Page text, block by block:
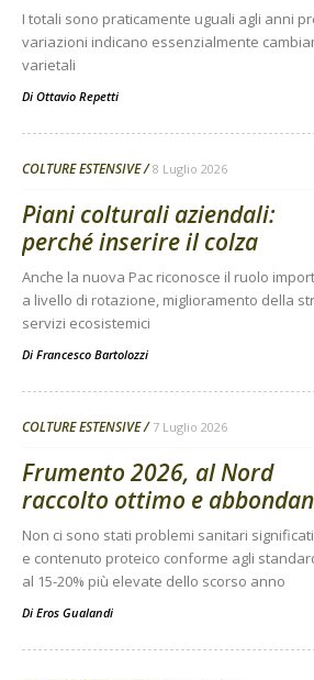
I totali sono praticamente uguali agli anni
variazioni indicano essenzialmente
varietali
Di Ottavio Repetti
COLTURE ESTENSIVE 8 Luglio 2026
Piani colturali aziendali:
perché inserire il colza
Anche la nuova Pac riconosce il ruolo
a livello di rotazione, miglioramento della
servizi ecosistemici
Di Francesco Bartolozzi
COLTURE ESTENSIVE 7 Luglio 2026
Frumento 2026, al Nord
raccolto ottimo e
Non ci sono stati problemi sanitari
e contenuto proteico conforme agli
al 15-20% più elevate dello scorso anno
Di Eros Gualandi